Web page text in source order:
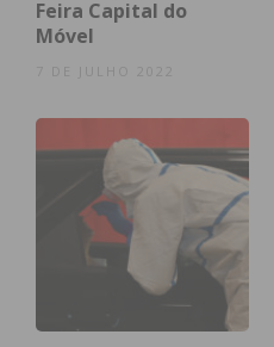
obtenha de forma
Eu li e concordo
Feira Capital do
Móvel
7 DE JULHO 2022